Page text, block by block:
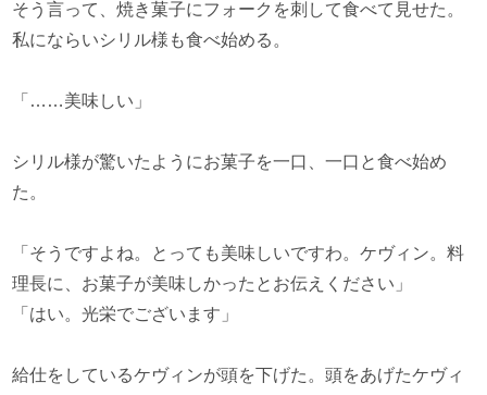
そう言って、焼き菓子にフォークを刺して食べて見せた。
私にならいシリル様も食べ始める。
「……美味しい」
シリル様が驚いたようにお菓子を一口、一口と食べ始め
た。
「そうですよね。とっても美味しいですわ。ケヴィン。料
理長に、お菓子が美味しかったとお伝えください」
「はい。光栄でございます」
給仕をしているケヴィンが頭を下げた。頭をあげたケヴィ